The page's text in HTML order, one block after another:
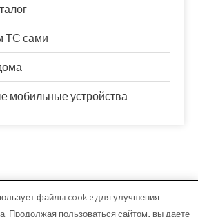
ТС сами
мобильные устройства
- Работает на WordPress
файлы cookie для улучшения
Продолжая пользоваться сайтом, вы даете